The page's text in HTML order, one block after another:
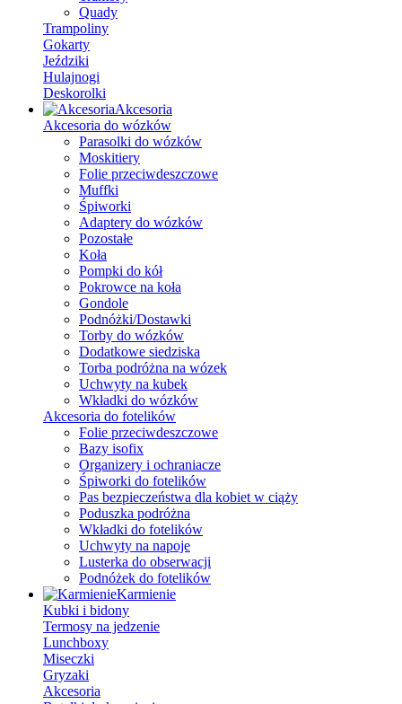
Quady
Trampoliny
Gokarty
Jeździki
Hulajnogi
Deskorolki
Akcesoria
Akcesoria do wózków
Parasolki do wózków
Moskitiery
Folie przeciwdeszczowe
Muffki
Śpiworki
Adaptery do wózków
Pozostałe
Koła
Pompki do kół
Pokrowce na koła
Gondole
Podnóżki/Dostawki
Torby do wózków
Dodatkowe siedziska
Torba podróżna na wózek
Uchwyty na kubek
Wkładki do wózków
Akcesoria do fotelików
Folie przeciwdeszczowe
Bazy isofix
Organizery i ochraniacze
Śpiworki do fotelików
Pas bezpieczeństwa dla kobiet w ciąży
Poduszka podróżna
Wkładki do fotelików
Uchwyty na napoje
Lusterka do obserwacji
Podnóżek do fotelików
Karmienie
Kubki i bidony
Termosy na jedzenie
Lunchboxy
Miseczki
Gryzaki
Akcesoria